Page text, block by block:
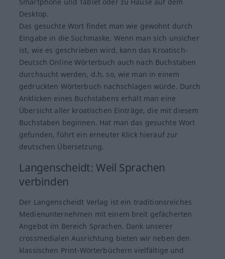
Desktop.
Das gesuchte Wort findet man wie gewohnt durch
Eingabe in die Suchmaske. Wenn man sich unsicher
ist, wie es geschrieben wird, kann das Kroatisch-
Deutsch Online Wörterbuch auch nach Buchstaben
durchsucht werden, d.h. so, wie man in einem
gedruckten Wörterbuch nachschlagen würde. Durch
Anklicken eines Buchstabens erhält man eine
Übersicht aller kroatischen Einträge, die mit diesem
Buchstaben beginnen. Hat man das gesuchte Wort
gefunden, führt ein erneuter Klick hierauf zur
deutschen Übersetzung.
Langenscheidt: Weil Sprachen
verbinden
Der Langenscheidt Verlag ist ein traditionsreiches
Medienunternehmen mit einem breit gefächerten
Angebot im Bereich Sprachen. Dank unserer
crossmedialen Ausrichtung bieten wir neben den
klassischen Print-Wörterbüchern vielfältige und